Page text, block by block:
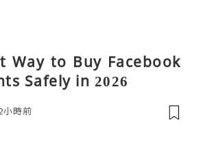
Way to Buy Facebook
Safely in 2026
小時前